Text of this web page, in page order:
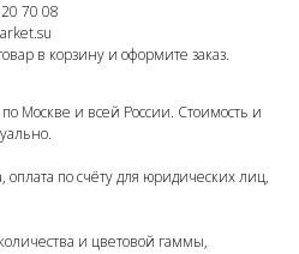
70 08
в корзину и оформите заказ.
по Москве и всей России. Стоимость и
оплата по счёту для юридических лиц,
и цветовой гаммы,